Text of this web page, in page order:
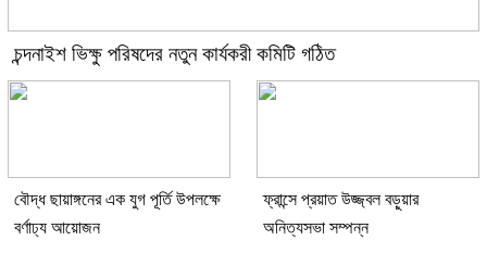
চন্দনাইশ ভিক্ষু পরিষদের নতুন কার্যকরী কমিটি গঠিত
বৌদ্ধ ছায়াঙ্গনের এক যুগ পূর্তি উপলক্ষে
বর্ণাঢ্য আয়োজন
ফ্রান্সে প্রয়াত উজ্জ্বল বড়ুয়ার
অনিত্যসভা সম্পন্ন